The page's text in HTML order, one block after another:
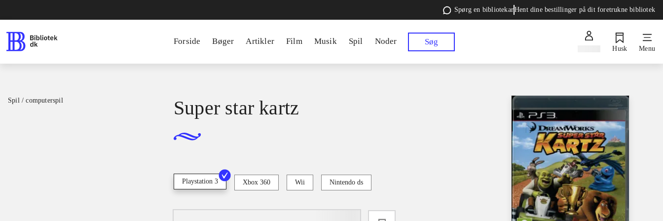
Spørg en bibliotekarHent dine bestillinger på dit foretrukne bibliotek
Forside Bøger Artikler Film Musik Spil Noder Søg
Husk Menu
Spil / computerspil Super star kartz
Playstation 3 Xbox 360 Wii Nintendo ds